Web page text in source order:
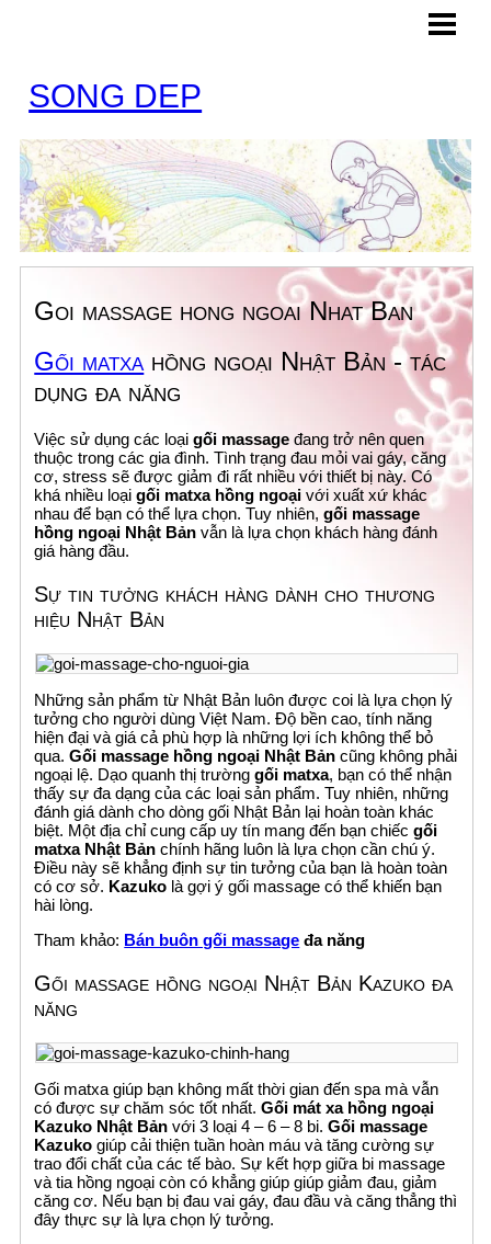
CONTACT
SONG DEP
Goi massage hong ngoai Nhat Ban
Gối matxa hồng ngoại Nhật Bản - tác
dụng đa năng
Việc sử dụng các loạigối massage đang trở nên quen
thuộc trong các gia đình. Tình trạng đau mỏi vai gáy, căng
cơ, stress sẽ được giảm đi rất nhiều với thiết bị này. Có
khá nhiều loạigối matxa hồng ngoại với xuất xứ khác
nhau để bạn có thể lựa chọn. Tuy nhiên,gối massage
hồng ngoại Nhật Bản vẫn là lựa chọn khách hàng đánh
giá hàng đầu.
Sự tin tưởng khách hàng dành cho thương
hiệu Nhật Bản
Những sản phẩm từ Nhật Bản luôn được coi là lựa chọn lý
tưởng cho người dùng Việt Nam. Độ bền cao, tính năng
hiện đại và giá cả phù hợp là những lợi ích không thể bỏ
qua.Gối massage hồng ngoại Nhật Bản cũng không phải
ngoại lệ. Dạo quanh thị trường gối matxa, bạn có thể nhận
thấy sự đa dạng của các loại sản phẩm. Tuy nhiên, những
đánh giá dành cho dòng gối Nhật Bản lại hoàn toàn khác
biệt. Một địa chỉ cung cấp uy tín mang đến bạn chiếc gối
matxa Nhật Bản chính hãng luôn là lựa chọn cần chú ý.
Điều này sẽ khẳng định sự tin tưởng của bạn là hoàn toàn
có cơ sở. Kazuko là gợi ý gối massage có thể khiến bạn
hài lòng.
Tham khảo: Bán buôn gối massage đa năng
Gối massage hồng ngoại Nhật Bản Kazuko đa
năng
Gối matxa giúp bạn không mất thời gian đến spa mà vẫn
có được sự chăm sóc tốt nhất. Gối mát xa hồng ngoại
Kazuko Nhật Bản với 3 loại 4 – 6 – 8 bi.Gối massage
Kazuko giúp cải thiện tuần hoàn máu và tăng cường sự
trao đổi chất của các tế bào. Sự kết hợp giữa bi massage
và tia hồng ngoại còn có khẳng giúp giúp giảm đau, giảm
căng cơ. Nếu bạn bị đau vai gáy, đau đầu và căng thẳng thì
đây thực sự là lựa chọn lý tưởng.